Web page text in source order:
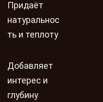
Придаёт
натуральнос
ть и теплоту
Добавляет
интерес и
глубину